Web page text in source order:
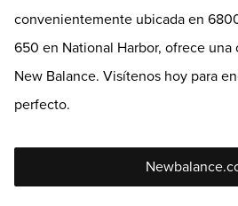
convenientemente ubicada en
650 en National Harbor, ofrece
New Balance. Visítenos hoy para
perfecto.